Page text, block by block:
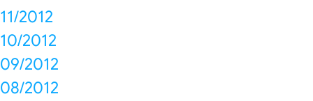
11/2012
10/2012
09/2012
08/2012